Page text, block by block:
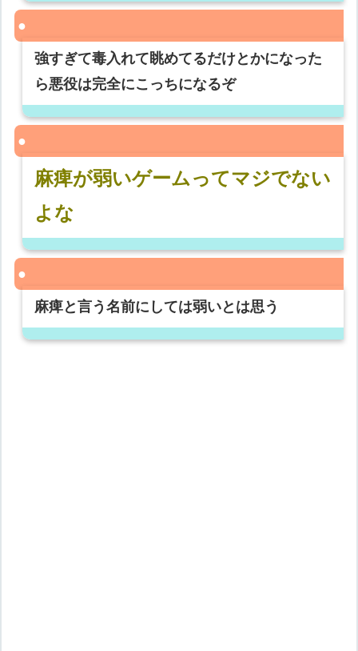
強すぎて毒入れて眺めてるだけとかになった
ら悪役は完全にこっちになるぞ
麻痺が弱いゲームってマジでない
よな
麻痺と言う名前にしては弱いとは思う